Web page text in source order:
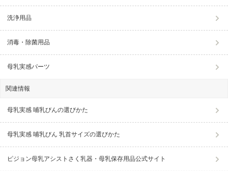
洗浄用品
消毒・除菌用品
母乳実感パーツ
関連情報
母乳実感 哺乳びんの選びかた
母乳実感 哺乳びん 乳首サイズの選びかた
ピジョン母乳アシストさく乳器・母乳保存用品公式サイト